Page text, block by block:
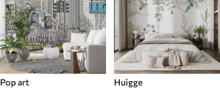
Pop art Huigge